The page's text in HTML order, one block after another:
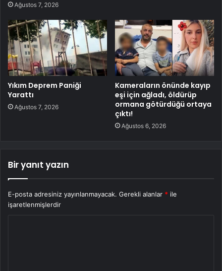
Ağustos 7, 2026
Yıkım Deprem Paniği
Yarattı
Ağustos 7, 2026
Kameraların önünde kayıp
eşi için ağladı, öldürüp
ormana götürdüğü ortaya
çıktı!
Ağustos 6, 2026
Bir yanıt yazın
E-posta adresiniz yayınlanmayacak. Gerekli alanlar * ile
işaretlenmişlerdir